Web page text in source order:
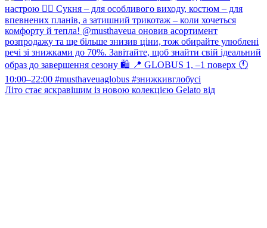
Літо стає яскравішим із новою колекцією Gelato від